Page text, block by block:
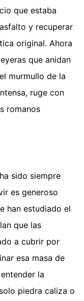
que estaba
y recuperar
original. Ahora
que anidan
murmullo de la
ruge con
romanos
sido siempre
es generoso
han estudiado el
que las
a cubrir por
esa masa de
la
piedra caliza o